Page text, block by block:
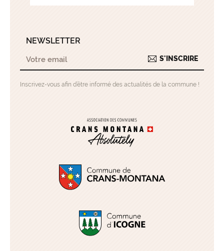
NEWSLETTER
S'INSCRIRE
Inscrivez-vous afin d’être informé des actualités de la commune !